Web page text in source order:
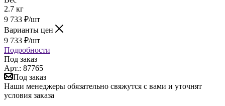
2.7 кг
9 733 ₽/шт
Варианты цен
9 733 ₽/шт
Подробности
Под заказ
Арт.: 87765
Под заказ
Наши менеджеры обязательно свяжутся с вами и уточнят
условия заказа